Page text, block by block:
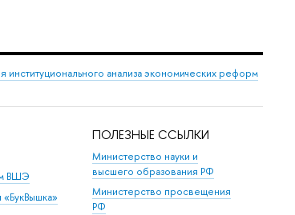
институционального анализа экономических реформ
ВШЭ
ПОЛЕЗНЫЕ ССЫЛКИ
Министерство науки и
высшего образования РФ
Министерство просвещения
РФ